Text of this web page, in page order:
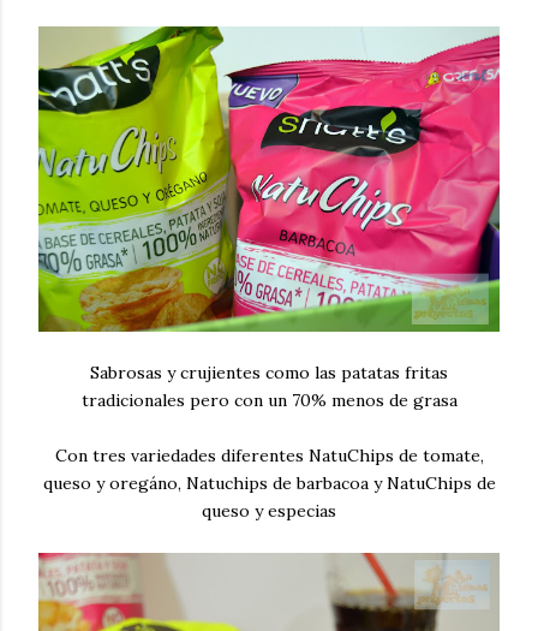
Sabrosas y crujientes como las patatas fritas
tradicionales pero con un 70% menos de grasa
Con tres variedades diferentes NatuChips de tomate,
queso y oregáno, Natuchips de barbacoa y NatuChips de
queso y especias